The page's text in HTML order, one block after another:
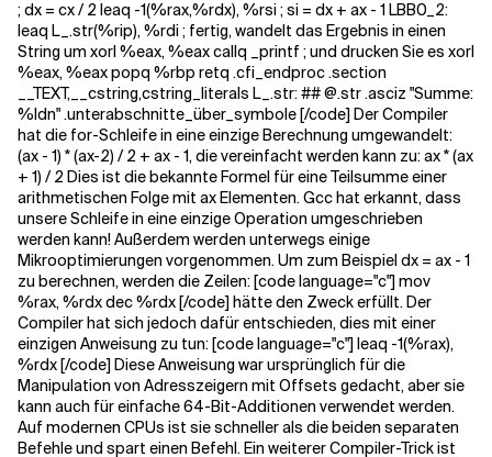
; dx = cx / 2 leaq -1(%rax,%rdx), %rsi ; si = dx + ax - 1 LBB0_2:
leaq L_.str(%rip), %rdi ; fertig, wandelt das Ergebnis in einen
String um xorl %eax, %eax callq _printf ; und drucken Sie es xorl
%eax, %eax popq %rbp retq .cfi_endproc .section
__TEXT,__cstring,cstring_literals L_.str: ## @.str .asciz "Summe:
%ldn" .unterabschnitte_über_symbole [/code] Der Compiler
hat die for-Schleife in eine einzige Berechnung umgewandelt:
(ax - 1) * (ax-2) / 2 + ax - 1, die vereinfacht werden kann zu: ax * (ax
+ 1) / 2 Dies ist die bekannte Formel für eine Teilsumme einer
arithmetischen Folge mit ax Elementen. Gcc hat erkannt, dass
unsere Schleife in eine einzige Operation umgeschrieben
werden kann! Außerdem werden unterwegs einige
Mikrooptimierungen vorgenommen. Um zum Beispiel dx = ax - 1
zu berechnen, werden die Zeilen: [code language="c"] mov
%rax, %rdx dec %rdx [/code] hätte den Zweck erfüllt. Der
Compiler hat sich jedoch dafür entschieden, dies mit einer
einzigen Anweisung zu tun: [code language="c"] leaq -1(%rax),
%rdx [/code] Diese Anweisung war ursprünglich für die
Manipulation von Adresszeigern mit Offsets gedacht, aber sie
kann auch für einfache 64-Bit-Additionen verwendet werden.
Auf modernen CPUs ist sie schneller als die beiden separaten
Befehle und spart einen Befehl. Ein weiterer Compiler-Trick ist